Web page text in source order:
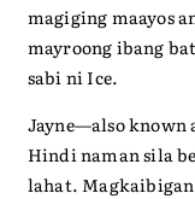
magiging maayos
mayroong ibang
sabi ni Ice.
Jayne—also known
Hindi naman sila
lahat. Magkaibigan